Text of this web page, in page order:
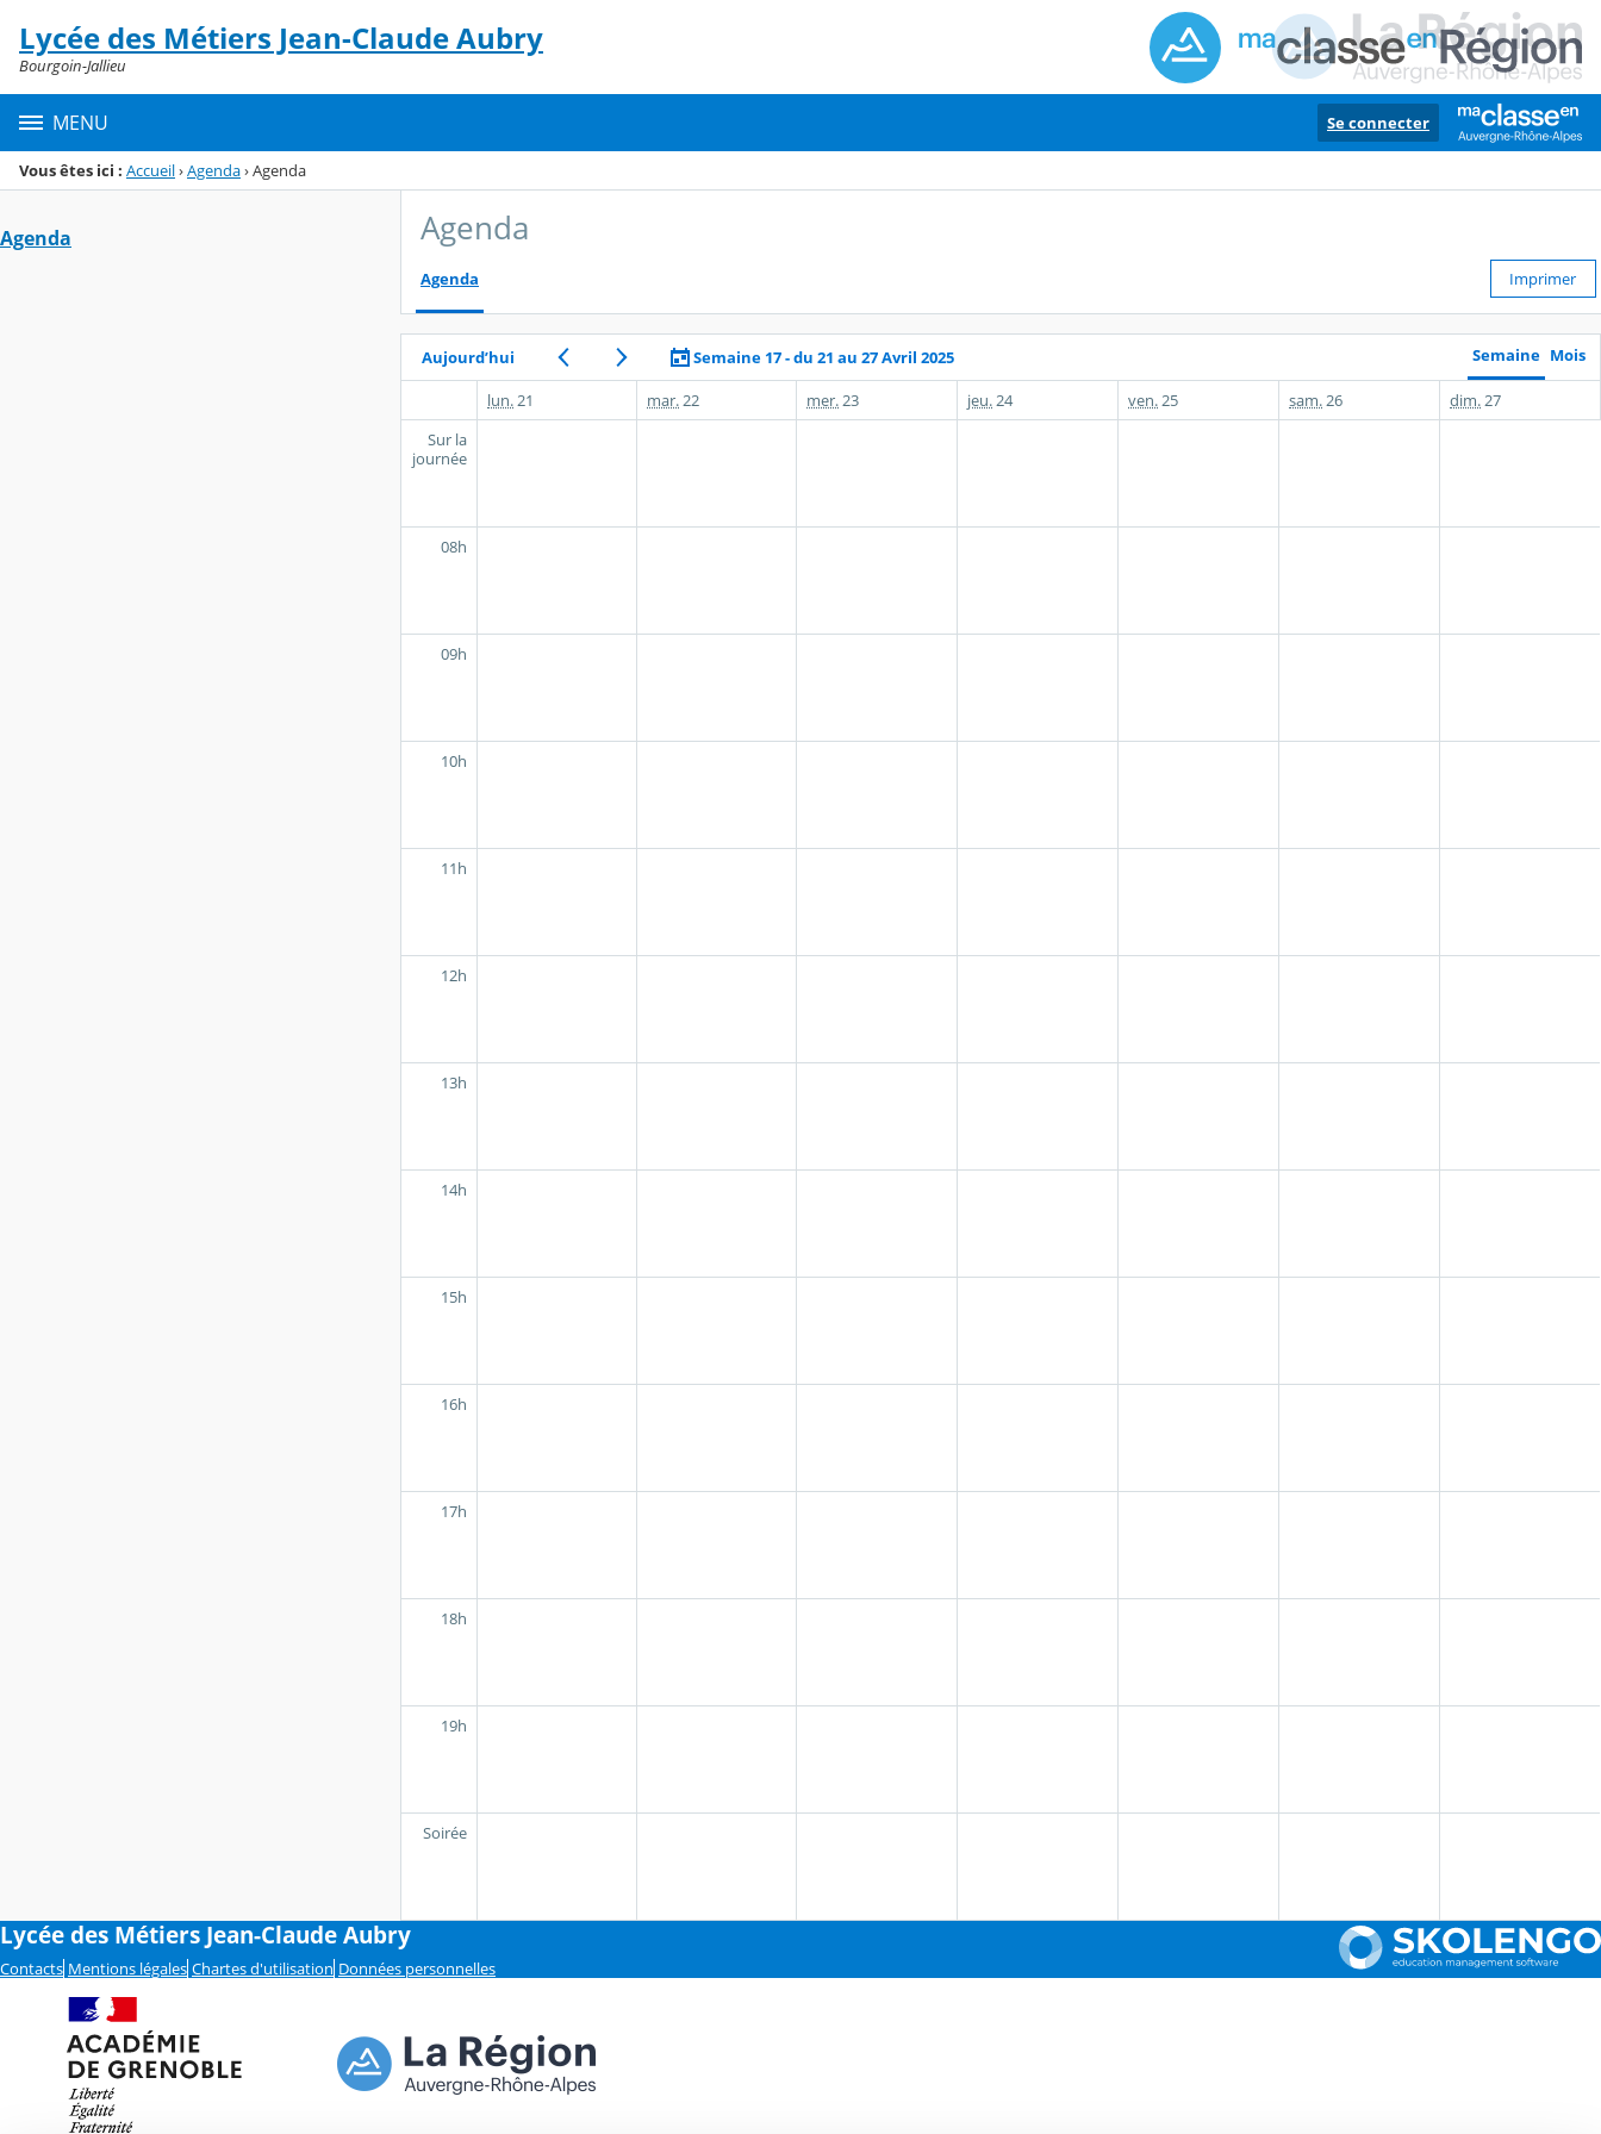
Menu de la rubrique
Contenu
Lycée des Métiers Jean-Claude Aubry
Bourgoin-Jallieu
MENU Se connecter
Vous êtes ici : Accueil›Agenda›Agenda
Agenda Agenda
Agenda Imprimer
Aujourd’hui Semaine 17 - du 21 au 27 Avril 2025 Semaine Mois
lun. 21 mar. 22 mer. 23 jeu. 24 ven. 25 sam. 26 dim. 27
Sur la
journée
08h
09h
10h
11h
12h
13h
14h
15h
16h
17h
18h
19h
Soirée
Lycée des Métiers Jean-Claude Aubry
Contacts Mentions légales Chartes d'utilisation Données personnelles